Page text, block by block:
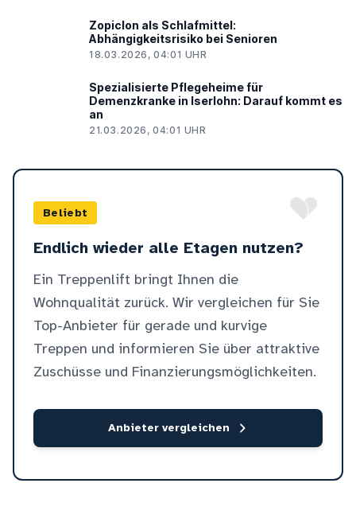
Zopiclon als Schlafmittel:
Abhängigkeitsrisiko bei Senioren
18.03.2026, 04:01 UHR
Spezialisierte Pflegeheime für
Demenzkranke in Iserlohn: Darauf kommt es
an
21.03.2026, 04:01 UHR
Beliebt
Endlich wieder alle Etagen nutzen?
Ein Treppenlift bringt Ihnen die
Wohnqualität zurück. Wir vergleichen für Sie
Top-Anbieter für gerade und kurvige
Treppen und informieren Sie über attraktive
Zuschüsse und Finanzierungsmöglichkeiten.
Anbieter vergleichen